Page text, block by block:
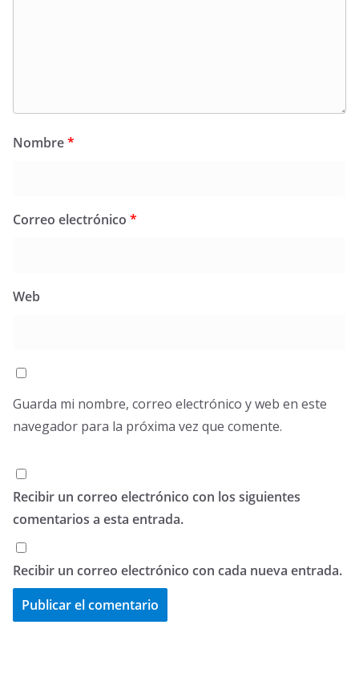
Nombre*
Correo electrónico *
Web
Guarda mi nombre, correo electrónico y web en este
navegador para la próxima vez que comente.
Recibir un correo electrónico con los siguientes
comentarios a esta entrada.
Recibir un correo electrónico con cada nueva entrada.